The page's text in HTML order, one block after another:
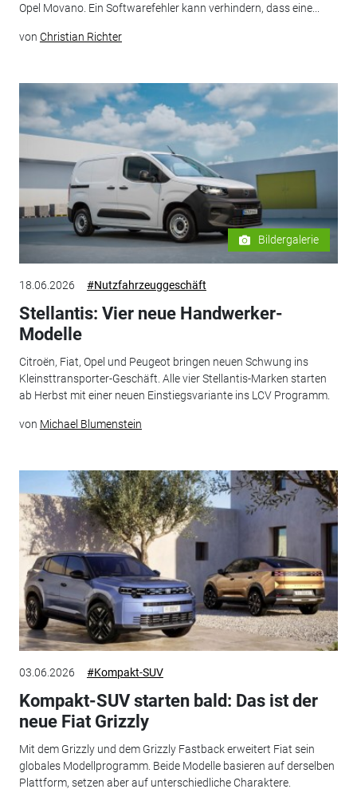
Opel Movano. Ein Softwarefehler kann verhindern, dass eine...
von Christian Richter
Bildergalerie
18.06.2026 #Nutzfahrzeuggeschäft
Stellantis: Vier neue Handwerker-
Modelle
Citroën, Fiat, Opel und Peugeot bringen neuen Schwung ins
Kleinsttransporter-Geschäft. Alle vier Stellantis-Marken starten
ab Herbst mit einer neuen Einstiegsvariante ins LCV Programm.
von Michael Blumenstein
03.06.2026 #Kompakt-SUV
Kompakt-SUV starten bald: Das ist der
neue Fiat Grizzly
Mit dem Grizzly und dem Grizzly Fastback erweitert Fiat sein
globales Modellprogramm. Beide Modelle basieren auf derselben
Plattform, setzen aber auf unterschiedliche Charaktere.